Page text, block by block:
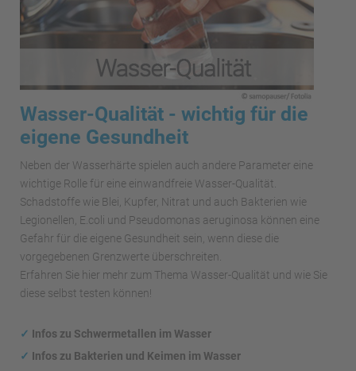
Wasser-Qualität - wichtig für die
eigene Gesundheit
Neben der Wasserhärte spielen auch andere Parameter eine
wichtige Rolle für eine einwandfreie Wasser-Qualität.
Schadstoffe wie Blei, Kupfer, Nitrat und auch Bakterien wie
Legionellen, E.coli und Pseudomonas aeruginosa können eine
Gefahr für die eigene Gesundheit sein, wenn diese die
vorgegebenen Grenzwerte überschreiten.
Erfahren Sie hier mehr zum Thema Wasser-Qualität und wie Sie
diese selbst testen können!
✓ Infos zu Schwermetallen im Wasser
✓ Infos zu Bakterien und Keimen im Wasser